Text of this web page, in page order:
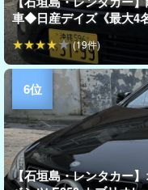
車◆日産デイズ《最大4
(19件)
【石垣島・レンタカー